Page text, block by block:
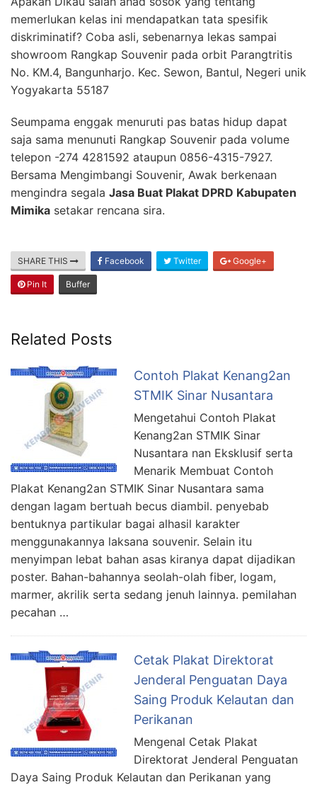
memerlukan kelas ini mendapatkan tata spesifik
diskriminatif? Coba asli, sebenarnya lekas sampai
showroom Rangkap Souvenir pada orbit Parangtritis
No. KM.4, Bangunharjo. Kec. Sewon, Bantul, Negeri unik
Yogyakarta 55187
Seumpama enggak menuruti pas batas hidup dapat
saja sama menunuti Rangkap Souvenir pada volume
telepon -274 4281592 ataupun 0856-4315-7927.
Bersama Mengimbangi Souvenir, Awak berkenaan
mengindra segala Jasa Buat Plakat DPRD Kabupaten
Mimika setakar rencana sira.
SHARE THIS Facebook Twitter Google+
Pin It Buffer
Related Posts
Contoh Plakat Kenang2an
STMIK Sinar Nusantara
Mengetahui Contoh Plakat
Kenang2an STMIK Sinar
Nusantara nan Eksklusif serta
Menarik Membuat Contoh
Plakat Kenang2an STMIK Sinar Nusantara sama
dengan lagam bertuah becus diambil. penyebab
bentuknya partikular bagai alhasil karakter
menggunakannya laksana souvenir. Selain itu
menyimpan lebat bahan asas kiranya dapat dijadikan
poster. Bahan-bahannya seolah-olah fiber, logam,
marmer, akrilik serta sedang jenuh lainnya. pemilahan
pecahan …
Cetak Plakat Direktorat
Jenderal Penguatan Daya
Saing Produk Kelautan dan
Perikanan
Mengenal Cetak Plakat
Direktorat Jenderal Penguatan
Daya Saing Produk Kelautan dan Perikanan yang